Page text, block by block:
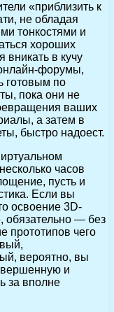
«приблизить к
не обладая
тонкостями и
хороших
вникать в кучу
форумы,
готовым по
пока они не
ваших
а затем в
быстро надоест.
часов
пусть и
Если вы
освоение 3D-
обязательно — без
прототипов чего
вероятно, вы
и
за вполне